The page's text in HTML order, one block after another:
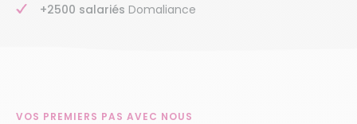
+2500 salariés Domaliance
VOS PREMIERS PAS AVEC NOUS